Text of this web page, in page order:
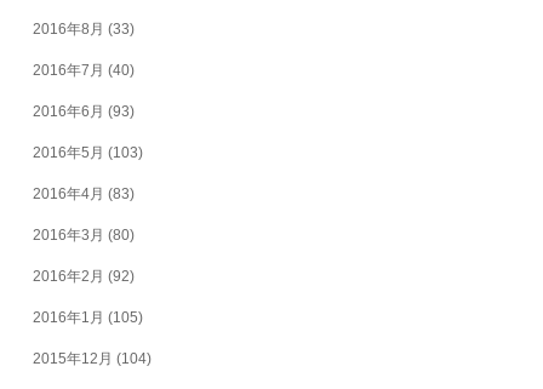
2016年8月 (33)
2016年7月 (40)
2016年6月 (93)
2016年5月 (103)
2016年4月 (83)
2016年3月 (80)
2016年2月 (92)
2016年1月 (105)
2015年12月 (104)